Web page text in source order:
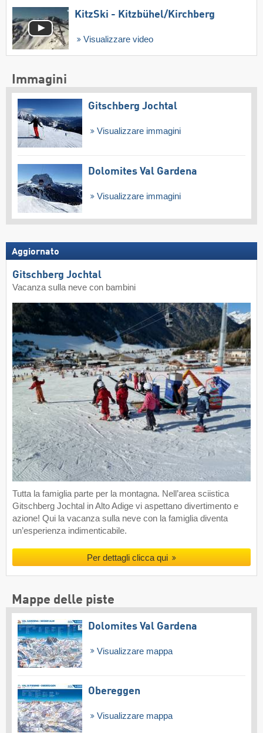
KitzSki - Kitzbühel/​Kirchberg
Visualizzare video
Immagini
Gitschberg Jochtal
Visualizzare immagini
Dolomites Val Gardena
Visualizzare immagini
Aggiornato
Gitschberg Jochtal
Vacanza sulla neve con bambini
Tutta la famiglia parte per la montagna. Nell’area sciistica
Gitschberg Jochtal in Alto Adige vi aspettano divertimento e
azione! Qui la vacanza sulla neve con la famiglia diventa
un’esperienza indimenticabile.
Per dettagli clicca qui
Mappe delle piste
Dolomites Val Gardena
Visualizzare mappa
Obereggen
Visualizzare mappa